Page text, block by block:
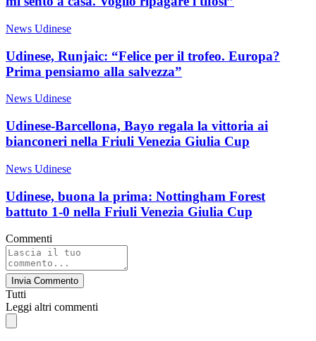
News Udinese
Udinese, Runjaic: “Felice per il trofeo. Europa?
Prima pensiamo alla salvezza”
News Udinese
Udinese-Barcellona, Bayo regala la vittoria ai
bianconeri nella Friuli Venezia Giulia Cup
News Udinese
Udinese, buona la prima: Nottingham Forest
battuto 1-0 nella Friuli Venezia Giulia Cup
Commenti
Invia Commento
Tutti
Leggi altri commenti